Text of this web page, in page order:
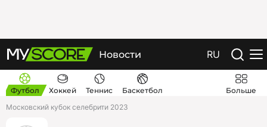
Новости RU
Футбол Хоккей Теннис Баскетбол
Больше
Московский кубок селебрити 2023